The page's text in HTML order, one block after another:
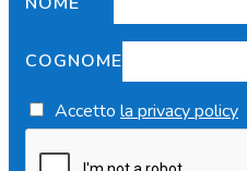
COGNOME
Accetto la privacy policy